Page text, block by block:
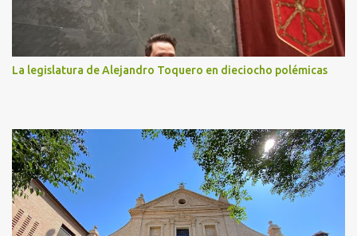
La legislatura de Alejandro Toquero en dieciocho polémicas